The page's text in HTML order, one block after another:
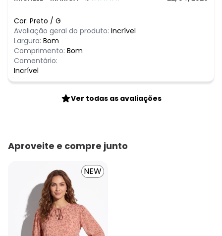
Cor: Preto / G
Avaliação geral do produto: Incrível
Largura: Bom
Comprimento: Bom
Comentário:
Incrível
Ver todas as avaliações
Aproveite e compre junto
NEW